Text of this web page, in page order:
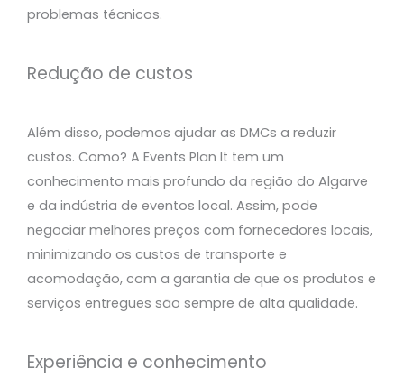
problemas técnicos.
Redução de custos
Além disso, podemos ajudar as DMCs a reduzir
custos. Como? A Events Plan It tem um
conhecimento mais profundo da região do Algarve
e da indústria de eventos local. Assim, pode
negociar melhores preços com fornecedores locais,
minimizando os custos de transporte e
acomodação, com a garantia de que os produtos e
serviços entregues são sempre de alta qualidade.
Experiência e conhecimento